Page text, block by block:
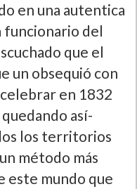
en una autentica
funcionario del
que el
un obsequió con
en 1832
quedando así­
los territorios
método más
este mundo que